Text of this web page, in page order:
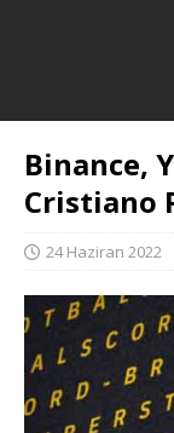
Binance,
Cristiano
24 Haziran 2022